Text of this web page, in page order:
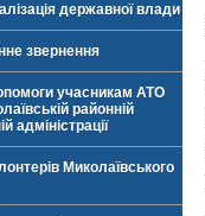
державної влади
звернення
учасникам АТО
районній
адміністрації
Миколаївського